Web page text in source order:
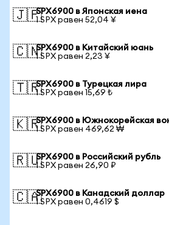
🇯🇵SPX6900 в Японская иена
1 SPX равен 52,04 ¥
🇨🇳SPX6900 в Китайский юань
1 SPX равен 2,23 ¥
🇹🇷SPX6900 в Турецкая лира
1 SPX равен 15,69 ₺
🇰🇷SPX6900 в Южнокорейская
1 SPX равен 469,62 ₩
🇷🇺SPX6900 в Российский рубль
1 SPX равен 26,90 ₽
🇨🇦SPX6900 в Канадский доллар
1 SPX равен 0,4619 $